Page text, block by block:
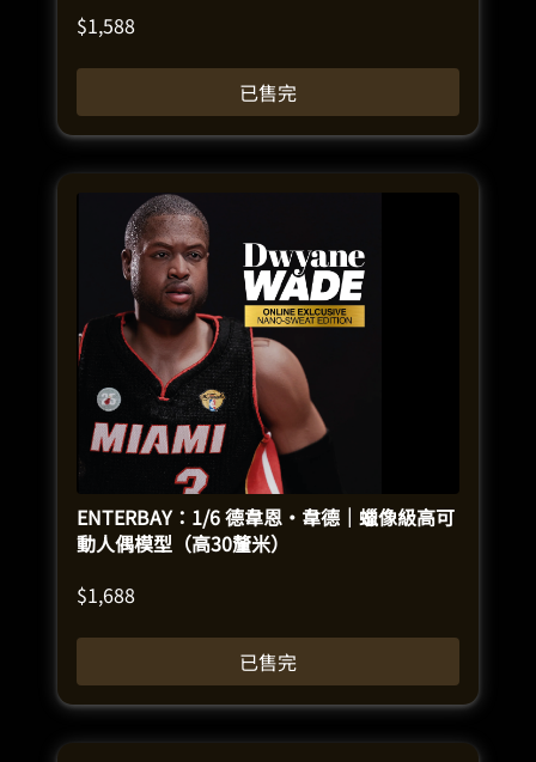
$1,588
已售完
ENTERBAY：1/6 德韋恩·韋德｜蠟像級高可
動人偶模型（高30釐米）
$1,688
已售完